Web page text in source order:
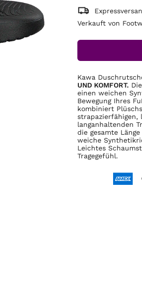
Verkauft von
Kawa
UND KOMFORT.
einen weichen
Bewegung Ihres
kombiniert
strapazierfähigen,
langanhaltenden
die gesamte
weiche
Leichtes
Tragegefühl.